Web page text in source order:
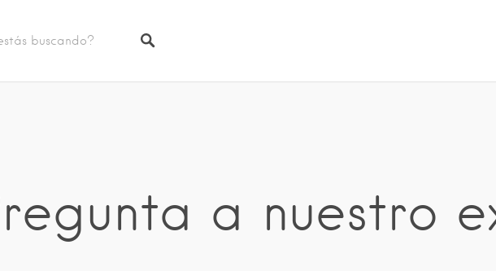
a nuestro